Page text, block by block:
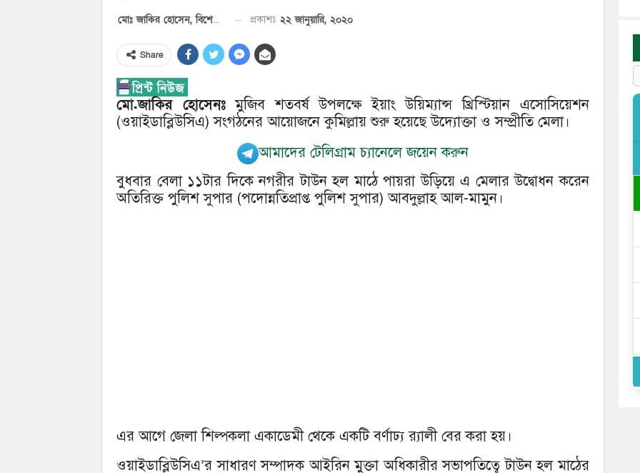
মোঃ জাকির হোসেন, বিশেষ প্রতিনিধি প্রকাশঃ ২২ জানুয়ারি, ২০২০
Share
মো.জাকির হোসেনঃমুজিব শতবর্ষ উপলক্ষে ইয়াং উয়িম্যান্স খ্রিস্টিয়ান এসোসিয়েশন
(ওয়াইডাব্লিউসিএ) সংগঠনের আয়োজনে কুমিল্লায় শুরু হয়েছে উদ্যোক্তা ও সম্প্রীতি মেলা।
আমাদের টেলিগ্রাম চ্যানেলে জয়েন করুন
বুধবার বেলা ১১টার দিকে নগরীর টাউন হল মাঠে পায়রা উড়িয়ে এ মেলার উদ্বোধন করেন
অতিরিক্ত পুলিশ সুপার (পদোন্নতিপ্রাপ্ত পুলিশ সুপার) আবদুল্লাহ আল-মামুন।
এর আগে জেলা শিল্পকলা একাডেমী থেকে একটি বর্ণাঢ্য র‌্যালী বের করা হয়।
ওয়াইডাব্লিউসিএ’র সাধারণ সম্পাদক আইরিন মুক্তা অধিকারীর সভাপতিত্বে টাউন হল মাঠের